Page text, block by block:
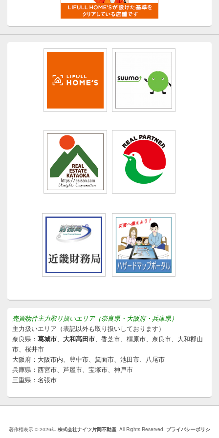
売買物件主力取り扱いエリア（奈良県・大阪府・兵庫県）
主力扱いエリア（表記以外も取り扱いしております）
奈良県： 葛城市、 大和高田市、香芝市、橿原市、奈良市、大和郡山
市、桜井市
大阪府：大阪市内、豊中市、箕面市、池田市、八尾市
兵庫県：西宮市、芦屋市、宝塚市、神戸市
三重県：名張市
著作権表示 © 2026年 株式会社ナイツ片岡不動産. All Rights Reserved. プライバシーポリシ